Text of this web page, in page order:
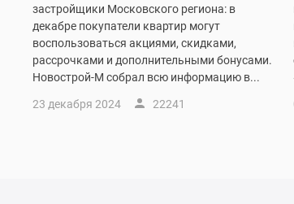
Москве
Программа
реновации
застройщики Московского региона: в
декабре покупатели квартир могут
воспользоваться акциями, скидками,
рассрочками и дополнительными бонусами.
Новострой-М собрал всю информацию в...
23 декабря 2024 22241